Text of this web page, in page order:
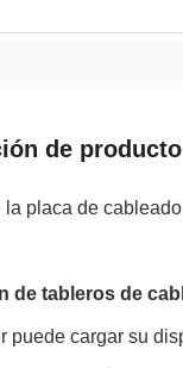
de producto
la placa de
de tableros de
puede cargar su